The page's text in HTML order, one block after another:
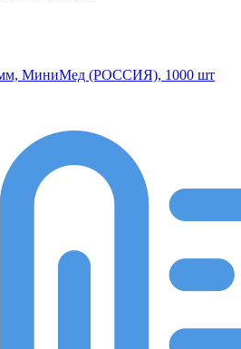
МиниМед (РОССИЯ), 1000 шт